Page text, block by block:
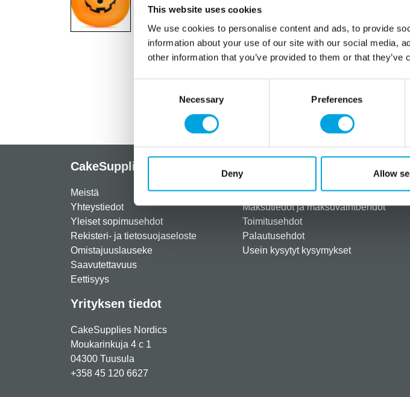
This website uses cookies
We use cookies to personalise content and ads, to provide
information about your use of our site with our social media,
other information that you’ve provided to them or that
Necessary Preferences
Deny Allow
CakeSupplies Nordics
Meistä
Yhteystiedot
Yleiset sopimusehdot
Rekisteri- ja tietosuojaseloste
Omistajuuslauseke
Saavutettavuus
Eettisyys
Yrityksen tiedot
CakeSupplies Nordics
Moukarinkuja 4 c 1
04300 Tuusula
+358 45 120 6627
Rekisteröidy yritysasiakkaaksi
Maksutiedot ja maksuvaihtoehdot
Toimitusehdot
Palautusehdot
Usein kysytyt kysymykset